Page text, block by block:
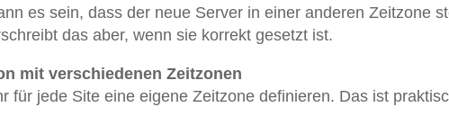
es sein, dass der neue Server in einer anderen Zeitzone
das aber, wenn sie korrekt gesetzt ist.
mit verschiedenen Zeitzonen
für jede Site eine eigene Zeitzone definieren. Das ist